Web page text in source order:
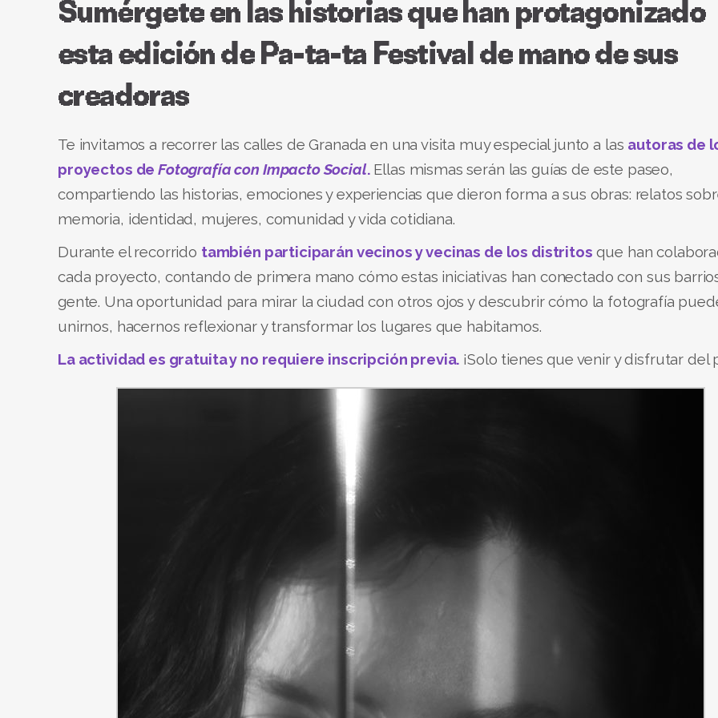
Sumérgete en las historias que han protagonizado
esta edición de Pa-ta-ta Festival de mano de sus
creadoras
Te invitamos a recorrer las calles de Granada en una visita muy especial junto a las autoras de
proyectos deFotografía con Impacto Social. Ellas mismas serán las guías de este paseo,
compartiendo las historias, emociones y experiencias que dieron forma a sus obras: relatos
memoria, identidad, mujeres, comunidad y vida cotidiana.
Durante el recorrido también participarán vecinos y vecinas de los distritos que han
cada proyecto, contando de primera mano cómo estas iniciativas han conectado con sus
gente. Una oportunidad para mirar la ciudad con otros ojos y descubrir cómo la fotografía
unirnos, hacernos reflexionar y transformar los lugares que habitamos.
La actividad es gratuita y no requiere inscripción previa. ¡Solo tienes que venir y disfrutar del